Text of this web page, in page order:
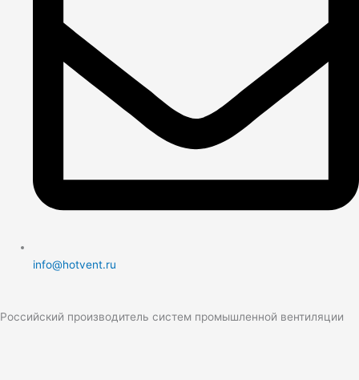
info@hotvent.ru
Российский производитель систем промышленной вентиляции